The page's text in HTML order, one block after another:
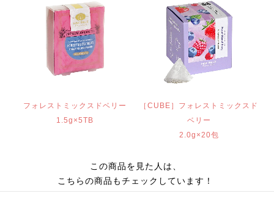
フォレストミックスドベリー
1.5g×5TB
［CUBE］フォレストミックスド
ベリー
2.0g×20包
この商品を見た人は、
こちらの商品もチェックしています！